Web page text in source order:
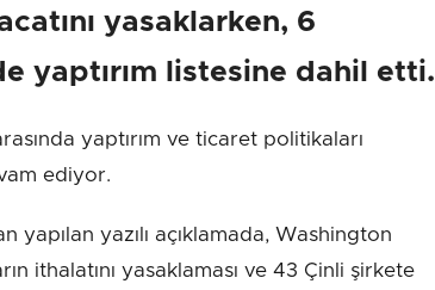
yasaklarken, 6
yaptırım listesine dahil etti.
yaptırım ve ticaret politikaları
ediyor.
yapılan yazılı açıklamada, Washington
ithalatını yasaklaması ve 43 Çinli şirkete